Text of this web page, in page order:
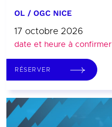
OL / OGC NICE
17 octobre 2026
date et heure à confirmer
RÉSERVER